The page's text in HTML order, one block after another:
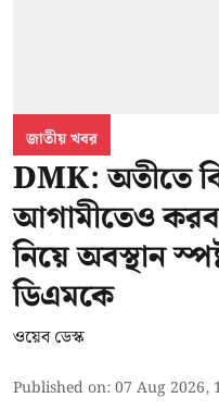
জাতীয় খবর
DMK: অতীতে
আগামীতেও করব
নিয়ে অবস্থান
ডিএমকে
ওয়েব ডেস্ক
Published on:07 Aug 2026,